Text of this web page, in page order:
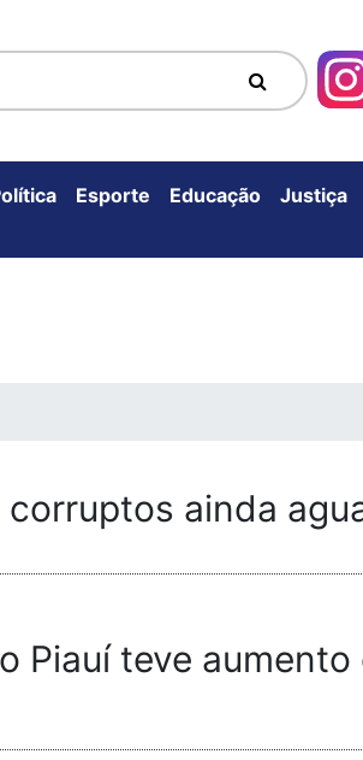
Esporte Educação Justiça
ainda
Piauí teve aumento